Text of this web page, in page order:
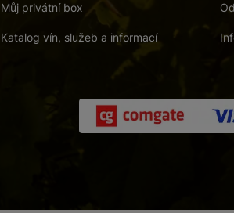
Můj privátní box
Katalog vín, služeb a informací